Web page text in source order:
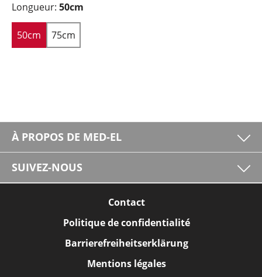
Longueur: 50cm
50cm 75cm
À PROPOS DE MED-EL
SUIVEZ-NOUS
Contact
Politique de confidentialité
Barrierefreiheitserklärung
Mentions légales